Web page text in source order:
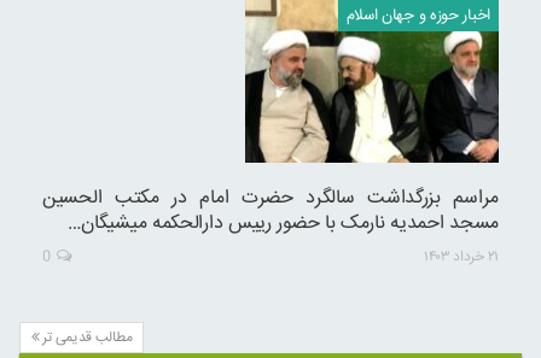
اخبار حوزه و جهان اسلام
مراسم بزرگداشت سالگرد حضرت امام در مکتب الحسین
مسجد احمدیه نارمک با حضور رییس دارالحکمه میشیگان…
۲۱ خرداد ۱۴۰۳ 0
مطالب قدیمی تر